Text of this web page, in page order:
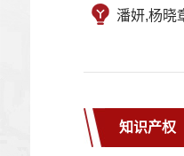
潘妍,杨晓
知识产权